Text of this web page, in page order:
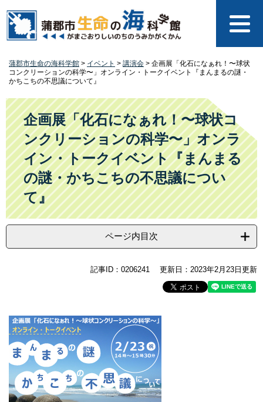
の
。
ー
て
本
文
へ
蒲郡市生命の海科学館 > イベント > 講演会 > 企画展「化石になぁれ！〜球状
コンクリーションの科学〜」オンライン・トークイベント『まんまるの謎・
かちこちの不思議について』
本
文
企画展「化石になぁれ！〜球状コ
ンクリーションの科学〜」オンラ
イン・トークイベント『まんまる
の謎・かちこちの不思議につい
て』
ページ内目次
記事ID：0206241 更新日：2023年2月23日更新